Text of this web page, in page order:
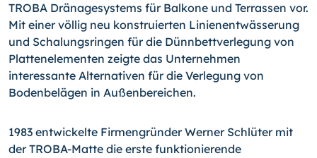
TROBA Dränagesystems für Balkone und Terrassen vor.
Mit einer völlig neu konstruierten Linienentwässerung
und Schalungsringen für die Dünnbettverlegung von
Plattenelementen zeigte das Unternehmen
interessante Alternativen für die Verlegung von
Bodenbelägen in Außenbereichen.
1983 entwickelte Firmengründer Werner Schlüter mit
der TROBA-Matte die erste funktionierende